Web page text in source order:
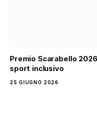
Premio Scarabello
sport inclusivo
25 GIUGNO 2026